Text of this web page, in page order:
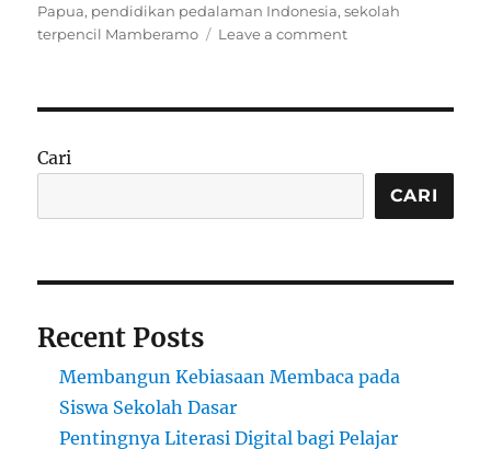
Papua, pendidikan pedalaman Indonesia,sekolah
terpencil Mamberamo
Leave a commenton
Raya:
Inovasi
Pendidikan
Terpencil
Cari
CARI
Recent Posts
Membangun Kebiasaan Membaca pada
Siswa Sekolah Dasar
Pentingnya Literasi Digital bagi Pelajar